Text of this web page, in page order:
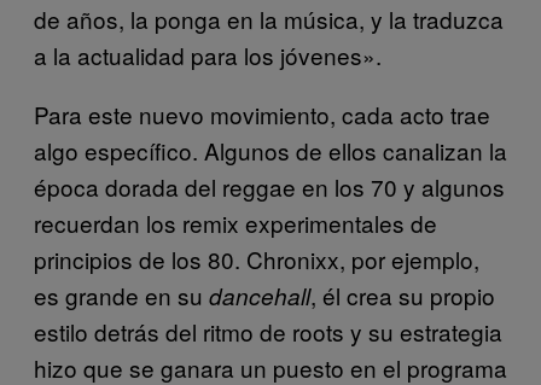
de años, la ponga en la música, y la traduzca
a la actualidad para los jóvenes».
Para este nuevo movimiento, cada acto trae
algo específico. Algunos de ellos canalizan la
época dorada del reggae en los 70 y algunos
recuerdan los remix experimentales de
principios de los 80. Chronixx, por ejemplo,
es grande en su dancehall, él crea su propio
estilo detrás del ritmo de roots y su estrategia
hizo que se ganara un puesto en el programa